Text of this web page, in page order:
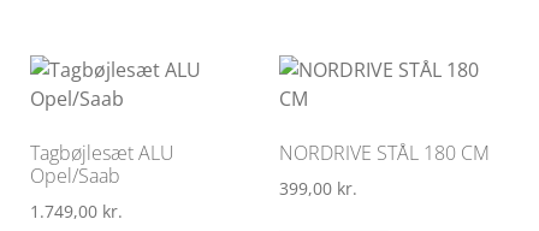
Tagbøjlesæt ALU
Opel/Saab
1.749,00 kr.
NORDRIVE STÅL 180 CM
399,00 kr.